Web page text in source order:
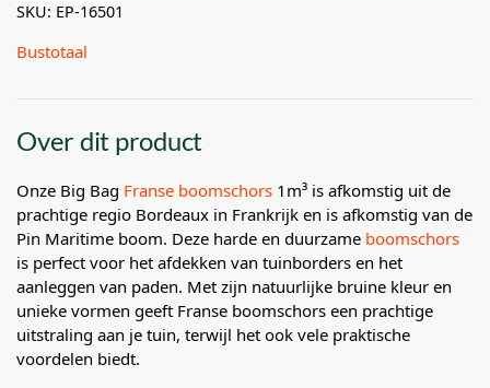
SKU: EP-16501
Bustotaal
Over dit product
Onze Big Bag Franse boomschors 1m³ is afkomstig uit de
prachtige regio Bordeaux in Frankrijk en is afkomstig van de
Pin Maritime boom. Deze harde en duurzame boomschors
is perfect voor het afdekken van tuinborders en het
aanleggen van paden. Met zijn natuurlijke bruine kleur en
unieke vormen geeft Franse boomschors een prachtige
uitstraling aan je tuin, terwijl het ook vele praktische
voordelen biedt.